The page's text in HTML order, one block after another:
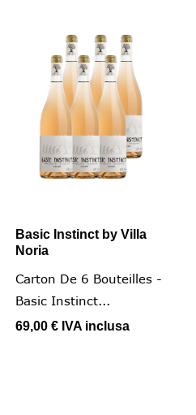
Basic Instinct by Villa
Noria
Carton De 6 Bouteilles -
Basic Instinct...
69,00 € IVA inclusa